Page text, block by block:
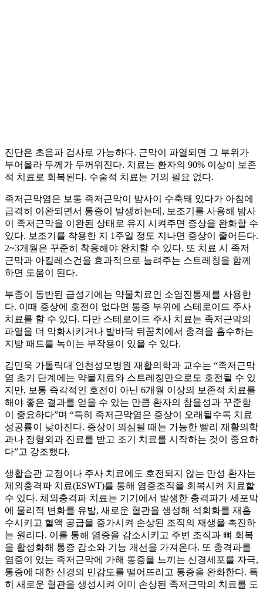
진단은 초음파 검사로 가능하다. 근막이 파열되면 그 부위가
부어올라 두께가 두꺼워진다. 치료는 환자의 90% 이상이 보존
적 치료로 회복된다. 수술적 치료는 거의 필요 없다.
족저근막염은 보통 족저근막이 밤사이 수축돼 있다가 아침에
급격히 이완되면서 통증이 발생하는데, 보조기를 사용해 밤사
이 족저근막을 이완된 상태로 유지 시켜주면 증상을 완화할 수
있다. 보조기를 착용한 지 1주일 정도 지나면 증상이 줄어든다.
2~3개월은 꾸준히 착용해야 완치할 수 있다. 또 치료 시 족저
근막과 아킬레스건을 효과적으로 늘려주는 스트레칭을 함께
하면 도움이 된다.
부종이 동반된 급성기에는 약물치료인 소염진통제를 사용한
다. 이때 증상에 호전이 없다면 통증 부위에 스테로이드 주사
치료를 할 수 있다. 다만 스테로이드 주사 치료는 족저근막의
파열을 더 악화시키거나 발바닥 뒤꿈치에서 충격을 흡수하는
지방 패드를 녹이는 부작용이 있을 수 있다.
김민욱 가톨릭대 인천성모병원 재활의학과 교수는 “족저근막
염 초기 단계에는 약물치료와 스트레칭만으로도 호전될 수 있
지만, 보통 즉각적인 호전이 아닌 6개월 이상의 보존적 치료를
해야 좋은 결과를 얻을 수 있는 만큼 환자의 참을성과 꾸준함
이 중요하다”며 “특히 족저근막염은 증상이 오래될수록 치료
성공률이 낮아진다. 증상이 의심될 때는 가능한 빨리 재활의학
과나 정형외과 진료를 받고 조기 치료를 시작하는 것이 중요하
다”고 강조했다.
생활습관 교정이나 주사 치료에도 호전되지 않는 만성 환자는
체외충격파 치료(ESWT)를 통해 염증조직을 회복시켜 치료할
수 있다. 체외충격파 치료는 기기에서 발생한 충격파가 세포막
에 물리적 변화를 유발, 새로운 혈관을 생성해 석회화를 재흡
수시키고 혈액 공급을 증가시켜 손상된 조직의 재생을 촉진하
는 원리다. 이를 통해 염증을 감소시키고 주변 조직과 뼈 회복
을 활성화해 통증 감소와 기능 개선을 가져온다. 또 충격파를
염증이 있는 족저근막에 가해 통증을 느끼는 신경세포를 자극,
통증에 대한 신경의 민감도를 떨어뜨리고 통증을 완화한다. 특
히 새로운 혈관을 생성시켜 이미 손상된 족저근막의 치료를 도